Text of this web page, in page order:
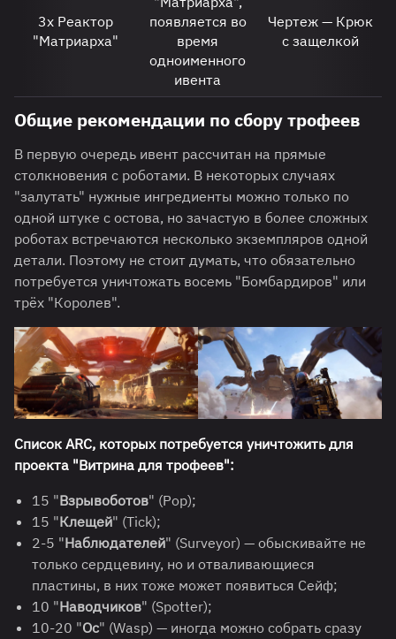
3х Реактор
"Матриарха"
появляется во
время
одноименного
ивента
Чертеж — Крюк
с защелкой
Общие рекомендации по сбору трофеев
В первую очередь ивент рассчитан на прямые
столкновения с роботами. В некоторых случаях
"залутать" нужные ингредиенты можно только по
одной штуке с остова, но зачастую в более сложных
роботах встречаются несколько экземпляров одной
детали. Поэтому не стоит думать, что обязательно
потребуется уничтожать восемь "Бомбардиров" или
трёх "Королев".
Список ARC, которых потребуется уничтожить для
проекта "Витрина для трофеев":
15 "Взрывоботов" (Pop);
15 "Клещей" (Tick);
2-5 "Наблюдателей" (Surveyor) — обыскивайте не
только сердцевину, но и отваливающиеся
пластины, в них тоже может появиться Сейф;
10 "Наводчиков" (Spotter);
10-20 "Ос" (Wasp) — иногда можно собрать сразу